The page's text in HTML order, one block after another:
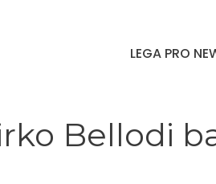
LEGA PRO
Bellodi